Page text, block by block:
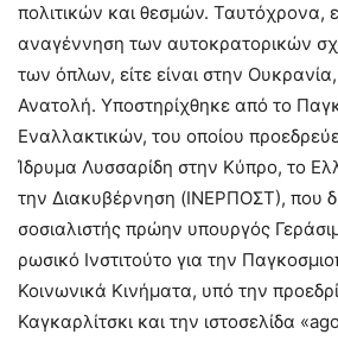
πολιτικών και θεσμών. Ταυτόχρονα,
αναγέννηση των αυτοκρατορικών
των όπλων, είτε είναι στην
Ανατολή. Υποστηρίχθηκε από το
Εναλλακτικών, του οποίου
Ίδρυμα Λυσσαρίδη στην Κύπρο, το
την Διακυβέρνηση (ΙΝΕΡΠΟΣΤ), που
σοσιαλιστής πρώην υπουργός
ρωσικό Ινστιτούτο για την
Κοινωνικά Κινήματα, υπό την
Καγκαρλίτσκι και την ιστοσελίδα